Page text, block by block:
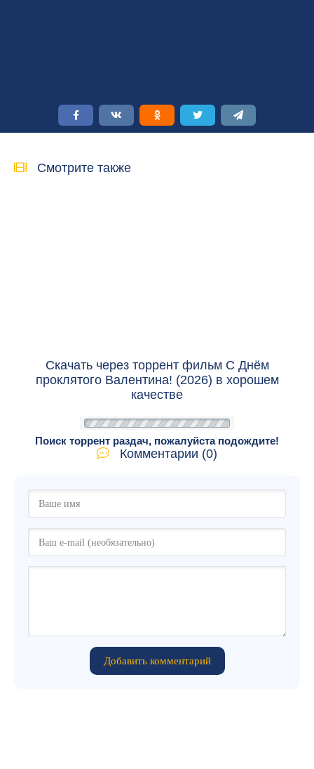
Смотрите также
Скачать через торрент фильм С Днём
проклятого Валентина! (2026) в хорошем
качестве
Поиск торрент раздач, пожалуйста подождите!
Комментарии (0)
Добавить комментарий